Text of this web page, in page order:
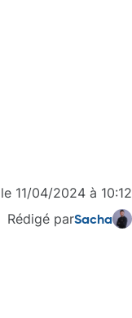
11/04/2024 à 10:12
Rédigé parSacha